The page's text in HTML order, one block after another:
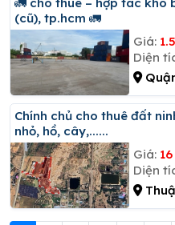
(cũ), tp.hcm 🚛
Giá:
Diện
Chính chủ cho thuê đất ninh thuận 16.000 m2 có nhà
nhỏ, hồ, cây,......
Giá:
Diện